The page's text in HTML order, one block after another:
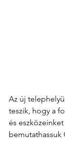
Az új
teszik, hogy a
és
bemutathassuk